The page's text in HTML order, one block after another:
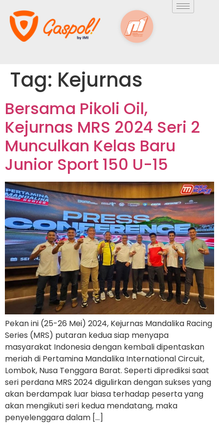
Tag: Kejurnas
Bersama Pikoli Oil,
Kejurnas MRS 2024 Seri 2
Munculkan Kelas Baru
Junior Sport 150 U-15
Pekan ini (25-26 Mei) 2024, Kejurnas Mandalika Racing
Series (MRS) putaran kedua siap menyapa
masyarakat Indonesia dengan kembali dipentaskan
meriah di Pertamina Mandalika International Circuit,
Lombok, Nusa Tenggara Barat. Seperti diprediksi saat
seri perdana MRS 2024 digulirkan dengan sukses yang
akan berdampak luar biasa terhadap peserta yang
akan mengikuti seri kedua mendatang, maka
penyelenggara dalam […]